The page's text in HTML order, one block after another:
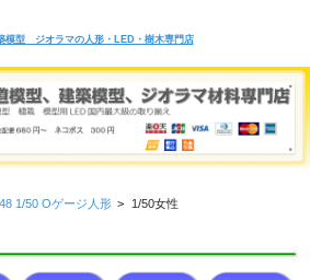
型 ジオラマの人形・LED・樹木専門店
1/50 Oゲージ人形 > 1/50女性